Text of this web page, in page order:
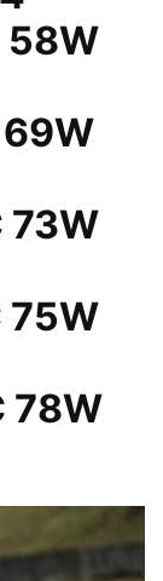
58W
73W
75W
78W